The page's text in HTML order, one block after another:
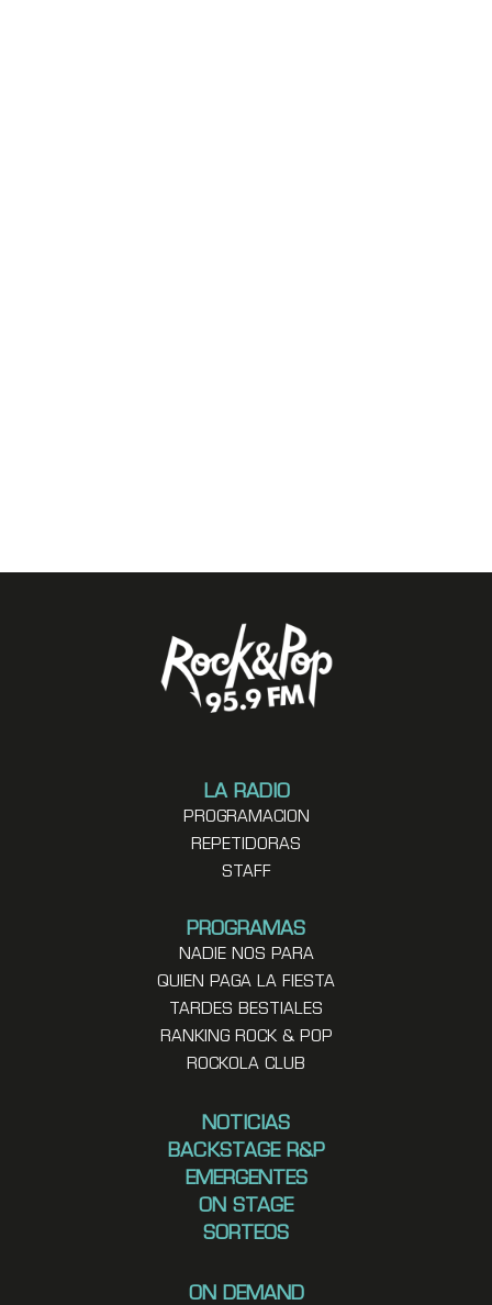
LA RADIO
PROGRAMACION
REPETIDORAS
STAFF
PROGRAMAS
NADIE NOS PARA
QUIEN PAGA LA FIESTA
TARDES BESTIALES
RANKING ROCK & POP
ROCKOLA CLUB
NOTICIAS
BACKSTAGE R&P
EMERGENTES
ON STAGE
SORTEOS
ON DEMAND